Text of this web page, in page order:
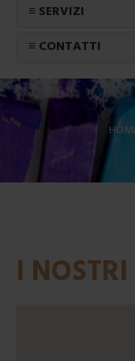
≡ SERVIZI
≡ CONTATTI
I